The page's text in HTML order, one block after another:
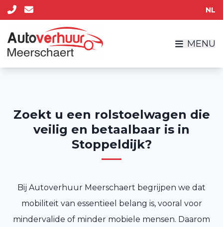
NL
MENU
Zoekt u een rolstoelwagen die
veilig en betaalbaar is in
Stoppeldijk?
Bij Autoverhuur Meerschaert begrijpen we dat
mobiliteit van essentieel belang is, vooral voor
mindervalide of minder mobiele mensen. Daarom